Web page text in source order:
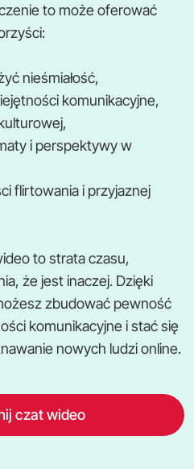
to może oferować
nieśmiałość,
komunikacyjne,
i perspektywy w
flirtowania i przyjaznej
to strata czasu,
że jest inaczej. Dzięki
zbudować pewność
komunikacyjne i stać się
nowych ludzi online.
czat wideo